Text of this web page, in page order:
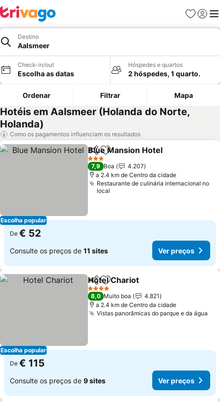
Favoritos
Iniciar
Destino
Aalsmeer
Check-in/out
Escolha as datas
Hóspedes e quartos
2 hóspedes, 1 quarto.
Ordenar Filtrar Mapa
Hotéis em Aalsmeer (Holanda do Norte,
Holanda)
Como os pagamentos influenciam os resultados
Escolha popular
PartilharAdicionar aos favoritos
Blue Mansion Hotel
3 Estrelas
7,9 Boa
4.207
a 2.4 km de Centro da cidade
Restaurante de culinária internacional no
local
De € 52
Consulte os preços de 11 sites Ver preços
Escolha popular
PartilharAdicionar aos favoritos
Hotel Chariot
4 Estrelas
8,0 Muito boa
4.821
a 2.4 km de Centro da cidade
Vistas panorâmicas do parque e da água
De € 115
Consulte os preços de 9 sites Ver preços